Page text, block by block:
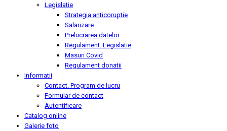
Legislatie
Strategia anticoruptie
Salarizare
Prelucrarea datelor
Regulament. Legislatie
Masuri Covid
Regulament donatii
Informatii
Contact. Program de lucru
Formular de contact
Autentificare
Catalog online
Galerie foto